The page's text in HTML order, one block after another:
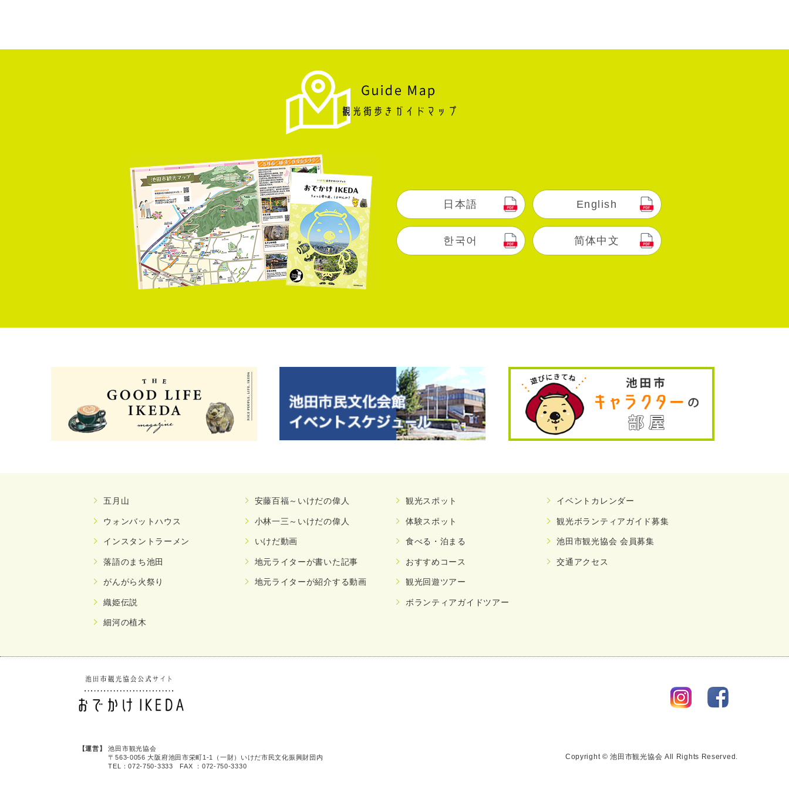
日本語 English
한국어 简体中文
五月山
ウォンバットハウス
インスタントラーメン
落語のまち池田
がんがら火祭り
織姫伝説
細河の植木
安藤百福～いけだの偉人
小林一三～いけだの偉人
いけだ動画
地元ライターが書いた記事
地元ライターが紹介する動画
観光スポット
体験スポット
食べる・泊まる
おすすめコース
観光回遊ツアー
ボランティアガイドツアー
イベントカレンダー
観光ボランティアガイド募集
池田市観光協会 会員募集
交通アクセス
池田市観光協会
〒563-0056 大阪府池田市栄町1-1
（一財）いけだ市民文化振興財団内
TEL：072-750-3333 FAX ：072-750-3330
Copyright © 池田市観光協会 All Rights Reserved.